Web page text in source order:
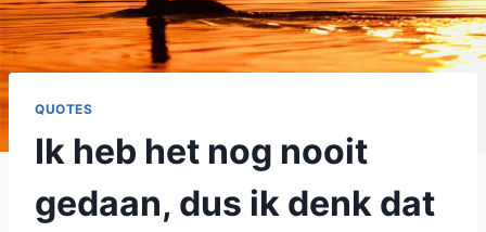
QUOTES
Ik heb het nog nooit
gedaan, dus ik denk dat